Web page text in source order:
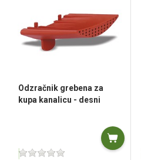
Odzračnik grebena za
kupa kanalicu - desni